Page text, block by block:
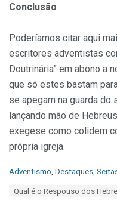
Conclusão
Poderíamos citar aqui
escritores adventistas
Doutrinária” em abono a
que só estes bastam
se apegam na guarda do
lançando mão de
exegese como colidem
própria igreja.
C
Adventismo Destaques
Qual é o Respouso dos